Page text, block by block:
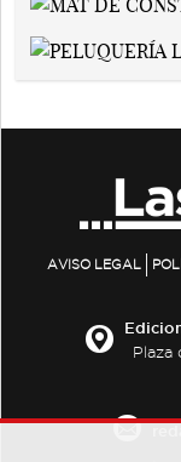
AVISO LEGAL
Plaza